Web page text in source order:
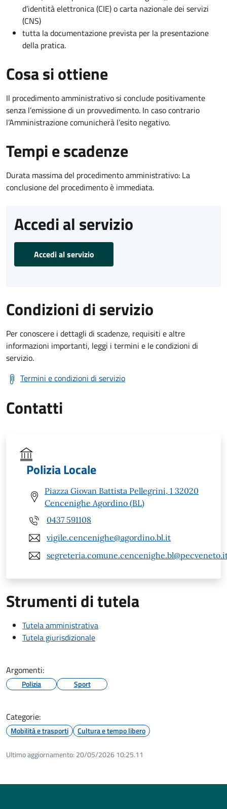
d’identità elettronica (CIE) o carta nazionale dei servizi
(CNS)
tutta la documentazione prevista per la presentazione
della pratica.
Cosa si ottiene
Il procedimento amministrativo si conclude positivamente
senza l’emissione di un provvedimento. In caso contrario
l’Amministrazione comunicherà l’esito negativo.
Tempi e scadenze
Durata massima del procedimento amministrativo: La
conclusione del procedimento è immediata.
Accedi al servizio
Accedi al servizio
Condizioni di servizio
Per conoscere i dettagli di scadenze, requisiti e altre
informazioni importanti, leggi i termini e le condizioni di
servizio.
Termini e condizioni di servizio
Contatti
Polizia Locale
Piazza Giovan Battista Pellegrini, 1 32020
Cencenighe Agordino (BL)
0437 591108
vigile.cencenighe@agordino.bl.it
Strumenti di tutela
Tutela amministrativa
Tutela giurisdizionale
Argomenti:
Polizia Sport
Categorie:
Mobilità e trasporti Cultura e tempo libero
Ultimo aggiornamento: 20/05/2026 10:25.11